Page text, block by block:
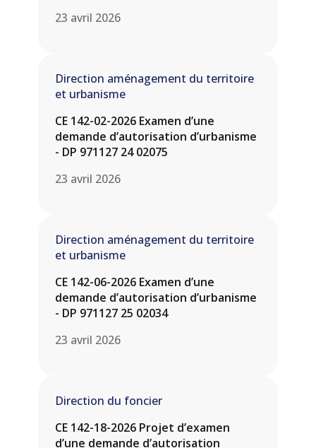
23 avril 2026
Direction aménagement du territoire
et urbanisme
CE 142-02-2026 Examen d’une
demande d’autorisation d’urbanisme
- DP 971127 24 02075
23 avril 2026
Direction aménagement du territoire
et urbanisme
CE 142-06-2026 Examen d’une
demande d’autorisation d’urbanisme
- DP 971127 25 02034
23 avril 2026
Direction du foncier
CE 142-18-2026 Projet d’examen
d’une demande d’autorisation